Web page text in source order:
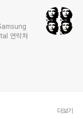
연락처
더보기